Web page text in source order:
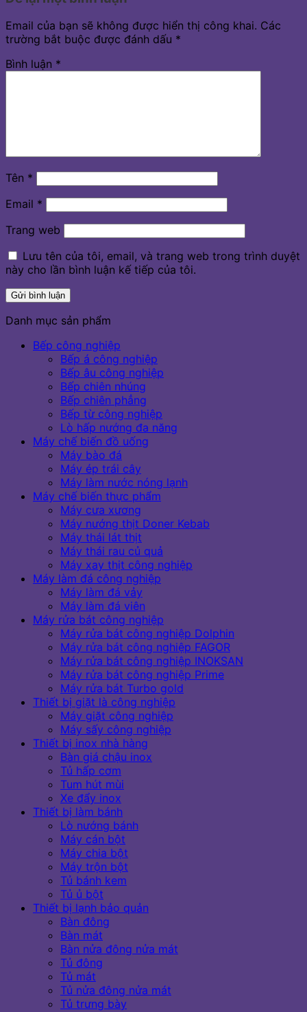
Email của bạn sẽ không được hiển thị công khai. Các
trường bắt buộc được đánh dấu *
Bình luận *
Tên *
Email *
Trang web
Lưu tên của tôi, email, và trang web trong trình duyệt
này cho lần bình luận kế tiếp của tôi.
Danh mục sản phẩm
Bếp công nghiệp
Bếp á công nghiệp
Bếp âu công nghiệp
Bếp chiên nhúng
Bếp chiên phẳng
Bếp từ công nghiệp
Lò hấp nướng đa năng
Máy chế biến đồ uống
Máy bào đá
Máy ép trái cây
Máy làm nước nóng lạnh
Máy chế biến thực phẩm
Máy cưa xương
Máy nướng thịt Doner Kebab
Máy thái lát thịt
Máy thái rau củ quả
Máy xay thịt công nghiệp
Máy làm đá công nghiệp
Máy làm đá vảy
Máy làm đá viên
Máy rửa bát công nghiệp
Máy rửa bát công nghiệp Dolphin
Máy rửa bát công nghiệp FAGOR
Máy rửa bát công nghiệp INOKSAN
Máy rửa bát công nghiệp Prime
Máy rửa bát Turbo gold
Thiết bị giặt là công nghiệp
Máy giặt công nghiệp
Máy sấy công nghiệp
Thiết bị inox nhà hàng
Bàn giá chậu inox
Tủ hấp cơm
Tum hút mùi
Xe đẩy inox
Thiết bị làm bánh
Lò nướng bánh
Máy cán bột
Máy chia bột
Máy trộn bột
Tủ bánh kem
Tủ ủ bột
Thiết bị lạnh bảo quản
Bàn đông
Bàn mát
Bàn nửa đông nửa mát
Tủ đông
Tủ mát
Tủ nửa đông nửa mát
Tủ trưng bày